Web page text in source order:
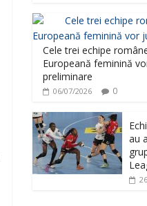
Cele trei echipe
Europeană feminină
preliminare
06/07/2026 0
au